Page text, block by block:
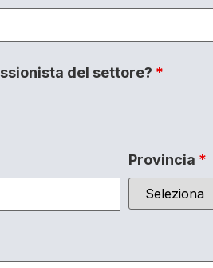
del settore? *
Provincia *